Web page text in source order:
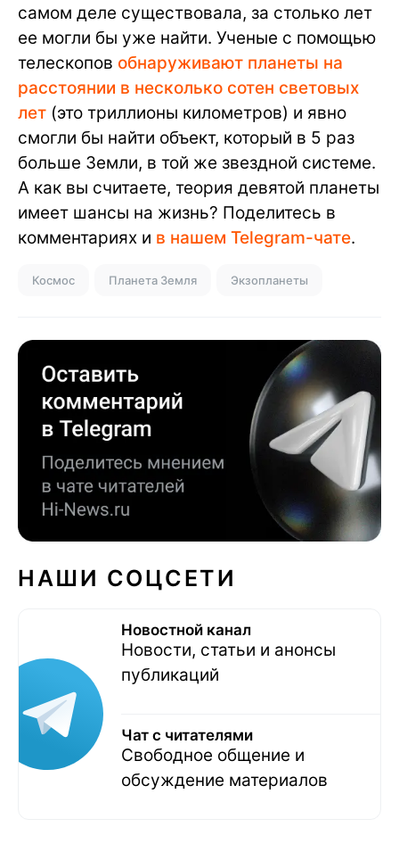
самом деле существовала, за столько лет
ее могли бы уже найти. Ученые с помощью
телескопов обнаруживают планеты на
расстоянии в несколько сотен световых
лет (это триллионы километров) и явно
смогли бы найти объект, который в 5 раз
больше Земли, в той же звездной системе.
А как вы считаете, теория девятой планеты
имеет шансы на жизнь? Поделитесь в
комментариях и в нашем Telegram-чате.
Космос Планета Земля Экзопланеты
НАШИ СОЦСЕТИ
Новостной канал
Новости, статьи и анонсы
публикаций
Чат с читателями
Свободное общение и
обсуждение материалов